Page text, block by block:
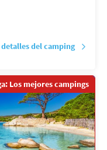
del camping
Los mejores campings